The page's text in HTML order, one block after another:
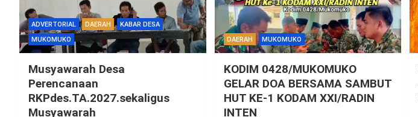
ADVERTORIAL DAERAH
KABAR DESA
MUKOMUKO
Musyawarah Desa
Perencanaan
RKPdes.TA.2027.sekaligus
Musyawarah
DAERAH MUKOMUKO
KODIM 0428/MUKOMUKO
GELAR DOA BERSAMA SAMBUT
HUT KE-1 KODAM XXI/RADIN
INTEN